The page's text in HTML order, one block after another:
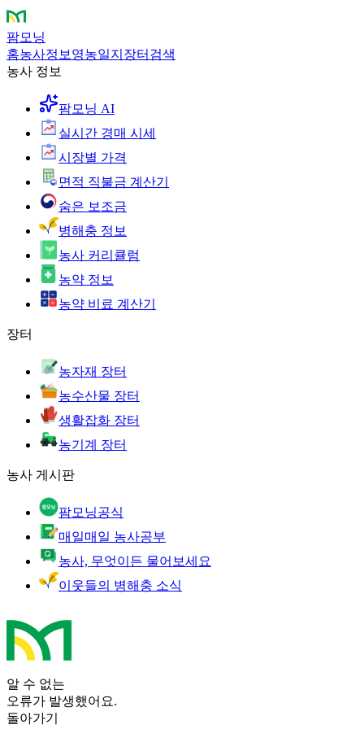
팜모닝
홈농사정보 영농일지 장터 검색
농사 정보
팜모닝 AI
실시간 경매 시세
시장별 가격
면적 직불금 계산기
숨은 보조금
병해충 정보
농사 커리큘럼
농약 정보
농약 비료 계산기
장터
농자재 장터
농수산물 장터
생활잡화 장터
농기계 장터
농사 게시판
팜모닝공식
매일매일 농사공부
농사, 무엇이든 물어보세요
이웃들의 병해충 소식
알 수 없는
오류가 발생했어요.
돌아가기